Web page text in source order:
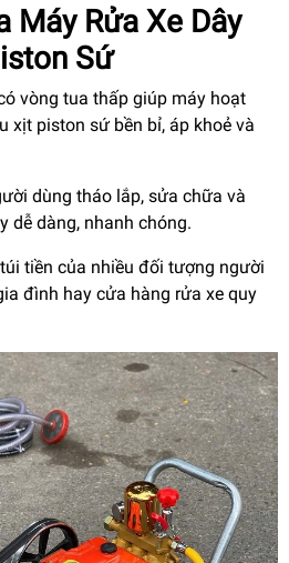
Máy Rửa Xe Dây
Sứ
vòng tua thấp giúp máy hoạt
xịt piston sứ bền bỉ, áp khoẻ và
dùng tháo lắp, sửa chữa và
dễ dàng, nhanh chóng.
tiền của nhiều đối tượng người
đình hay cửa hàng rửa xe quy